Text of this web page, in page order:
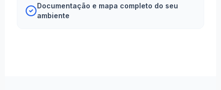
Documentação e mapa completo do seu
ambiente